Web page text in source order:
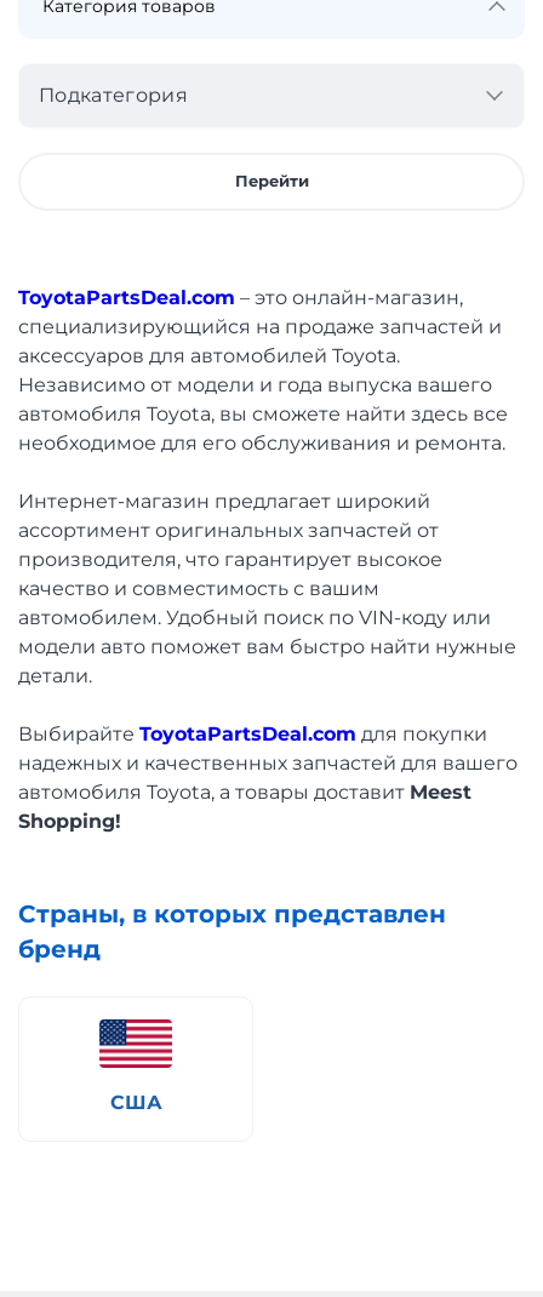
Подкатегория
Перейти
ToyotaPartsDeal.com – это онлайн-магазин,
специализирующийся на продаже запчастей и
аксессуаров для автомобилей Toyota.
Независимо от модели и года выпуска вашего
автомобиля Toyota, вы сможете найти здесь все
необходимое для его обслуживания и ремонта.
Интернет-магазин предлагает широкий
ассортимент оригинальных запчастей от
производителя, что гарантирует высокое
качество и совместимость с вашим
автомобилем. Удобный поиск по VIN-коду или
модели авто поможет вам быстро найти нужные
детали.
Выбирайте ToyotaPartsDeal.com для покупки
надежных и качественных запчастей для вашего
автомобиля Toyota, а товары доставит Meest
Shopping!
Страны, в которых представлен
бренд
США